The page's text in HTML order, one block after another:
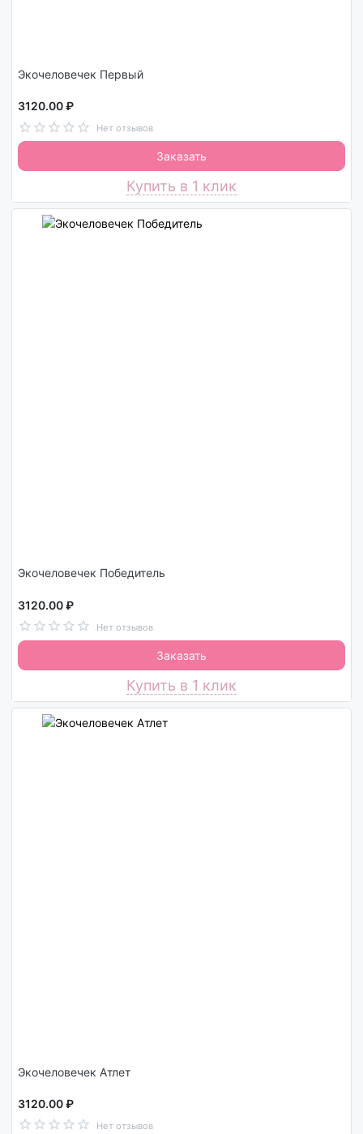
Экочеловечек Первый
3120.00 ₽
Нет отзывов
Заказать
Купить в 1 клик
Экочеловечек Победитель
3120.00 ₽
Нет отзывов
Заказать
Купить в 1 клик
Экочеловечек Атлет
3120.00 ₽
Нет отзывов